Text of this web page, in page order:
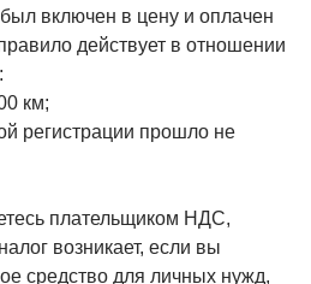
включен в цену и оплачен
действует в отношении
км;
регистрации прошло не
плательщиком НДС,
возникает, если вы
средство для личных нужд,